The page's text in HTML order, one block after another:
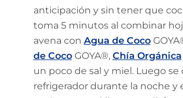
anticipación y sin tener que
toma 5 minutos al combinar
avena con Agua de Coco
de CocoGOYA®, Chía Orgánica
un poco de sal y miel. Luego se
refrigerador durante la noche y